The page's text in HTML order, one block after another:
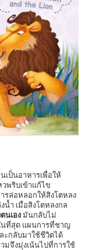
ป็นอาหารเพื่อให้
พริบเข้าแก้ไข
รล่อหลอกให้สิงโตหลง
ำ เมื่อสิงโตหลงกล
นเองมันกลับไม่
นที่สุด แผนการที่ชาญ
ะกลับมาใช้ชีวิตได้
มจึงมุ่งเน้นไปที่การใช้